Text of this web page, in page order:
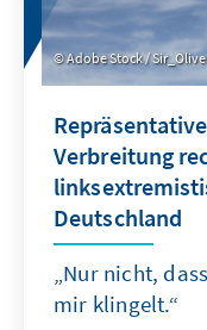
Adobe Stock /
Verbreitung
Deutschland
„Nur nicht,
mir klingelt.“